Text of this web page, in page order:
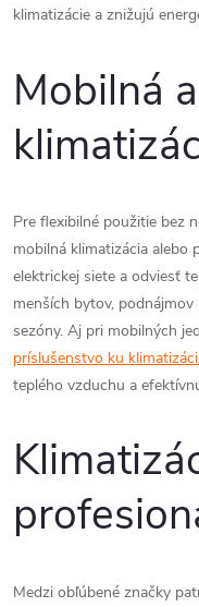
klimatizácie a znižujú
Mobilná
Pre flexibilné použitie bez
mobilná klimatizácia alebo
elektrickej siete a odviesť
menších bytov, podnájmov
sezóny. Aj pri mobilných
príslušenstvo ku
teplého vzduchu a
Medzi obľúbené značky